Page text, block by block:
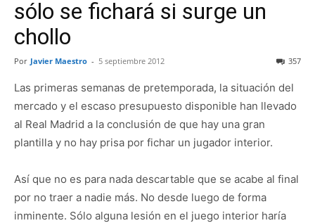
sólo se fichará si surge un
chollo
Por Javier Maestro - 5 septiembre 2012 357
Las primeras semanas de pretemporada, la situación del
mercado y el escaso presupuesto disponible han llevado
al Real Madrid a la conclusión de que hay una gran
plantilla y no hay prisa por fichar un jugador interior.
Así que no es para nada descartable que se acabe al final
por no traer a nadie más. No desde luego de forma
inminente. Sólo alguna lesión en el juego interior haría